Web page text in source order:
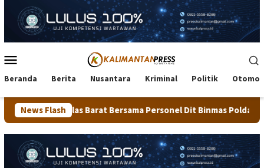
konten
Mobile
Beranda Berita Nusantara Kriminal Politik
News Flash
Bersama Personel Dit Binmas Polda Kaltara Salurkan